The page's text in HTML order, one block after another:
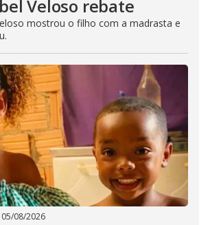
Veloso rebate
mostrou o filho com a madrasta e
05/08/2026